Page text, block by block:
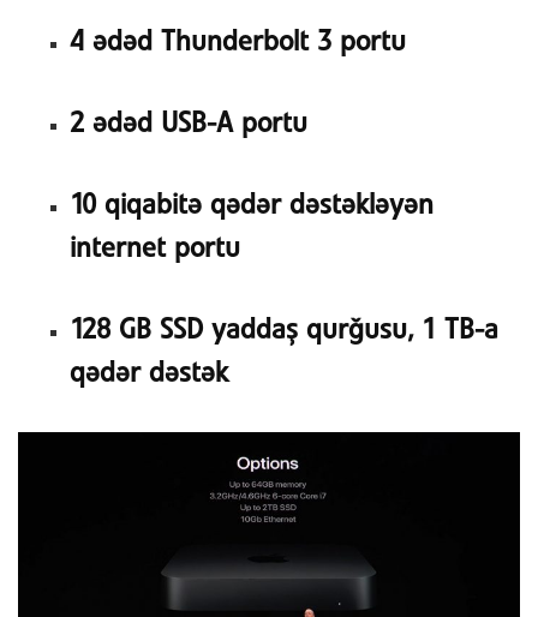
4 ədəd Thunderbolt 3 portu
2 ədəd USB-A portu
10 qiqabitə qədər dəstəkləyən
internet portu
128 GB SSD yaddaş qurğusu, 1 TB-a
qədər dəstək